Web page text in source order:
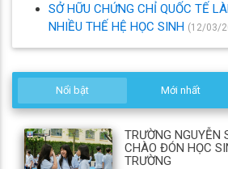
SỞ HỮU CHỨNG CHỈ QUỐC TẾ
NHIỀU THẾ HỆ HỌC SINH (12/03/
Nổi bật Mới nhất
TRƯỜNG NGUYỄN
CHÀO ĐÓN HỌC
TRƯỜNG